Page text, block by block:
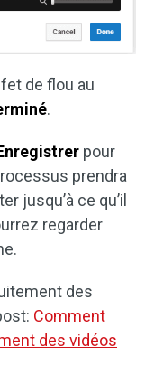
de flou au
.
pour
prendra
jusqu’à ce qu’il
regarder
des
Comment
des vidéos